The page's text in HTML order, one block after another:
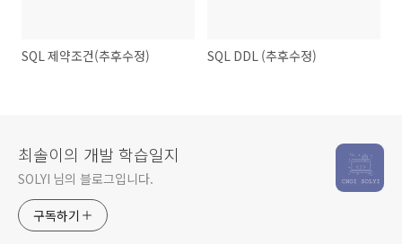
SQL 제약조건(추후수정) SQL DDL (추후수정)
최솔이의 개발 학습일지
SOLYI 님의 블로그입니다.
구독하기